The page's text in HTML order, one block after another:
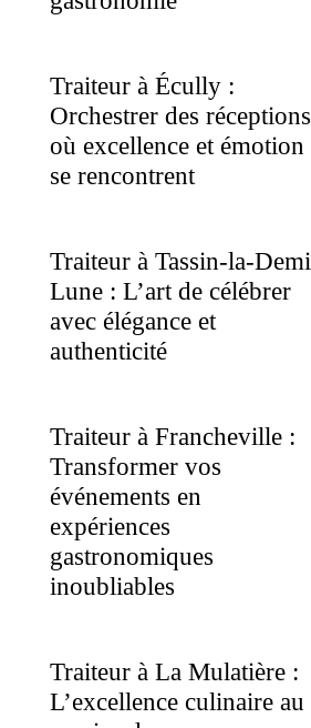
Traiteur à Écully :
Orchestrer des réceptions
où excellence et émotion
se rencontrent
Traiteur à Tassin-la-
Lune : L’art de célébrer
avec élégance et
authenticité
Traiteur à Francheville :
Transformer vos
événements en
expériences
gastronomiques
inoubliables
Traiteur à La Mulatière :
L’excellence culinaire au